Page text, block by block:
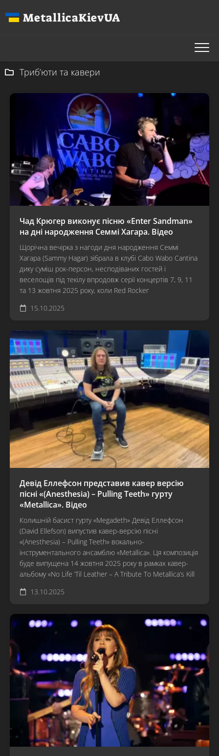
до
MetallicaKievUA
Триб’юти та кавери
Чад Крюгер виконує пісню «Enter Sandman»
на дні народження Семмі Хагара. Відео
Щорічна вечірка з нагоди дня народження Семмі
Хагара (Sammy Hagar) зібрала в клубі Cabo Wabo Cantina
дику суміш рок-персон, несподіваних гостей і
веселощів під текілу впродовж серії концертів 7, 9, 11
та 13 жовтня 2025 року, коли Red Rocker
15.10.2025
Девід Еллефсон представив кавер версію
пісні «(Anesthesia) – Pulling Teeth» гурту
«Metallica». Відео
Колишній басист гурту «Megadeth» Девід Еллефсон
(David Ellefson) випустив кавер-версію пісні
«(Anesthesia) – Pulling Teeth» вокально-
інструментального ансамблю «Metallica». Ця композиція
буде випущена 14 жовтня 2025 року в рамках кавер-
альбому «No Life ‘Til Leather – A Tribute To Metallica’s Kill
13.10.2025